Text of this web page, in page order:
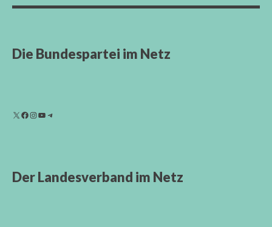
Die Bundespartei im Netz
Der Landesverband im Netz